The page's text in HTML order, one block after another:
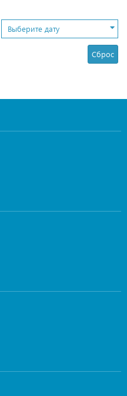
Выберите дату
Сброс